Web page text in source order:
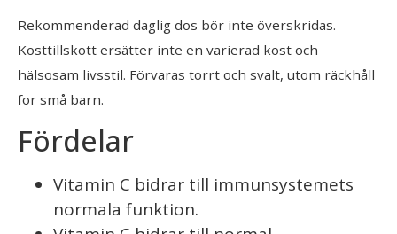
Rekommenderad daglig dos bör inte överskridas.
Kosttillskott ersätter inte en varierad kost och
hälsosam livsstil. Förvaras torrt och svalt, utom räckhåll
for små barn.
Fördelar
Vitamin C bidrar till immunsystemets
normala funktion.